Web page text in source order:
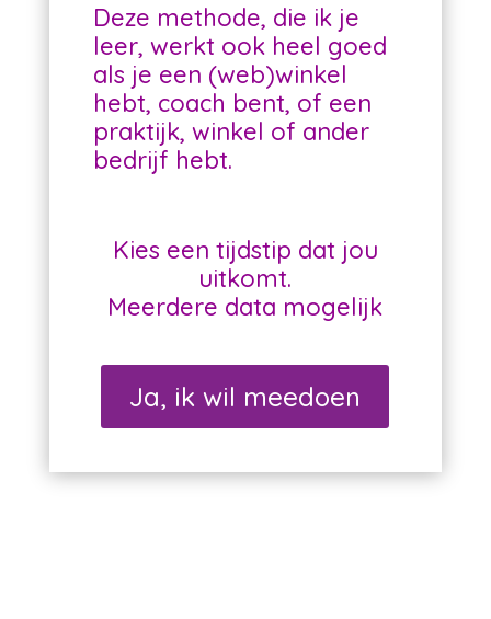
Deze methode, die ik je
leer, werkt ook heel goed
als je een (web)winkel
hebt, coach bent, of een
praktijk, winkel of ander
bedrijf hebt.
Kies een tijdstip dat jou
uitkomt.
Meerdere data mogelijk
Ja, ik wil meedoen